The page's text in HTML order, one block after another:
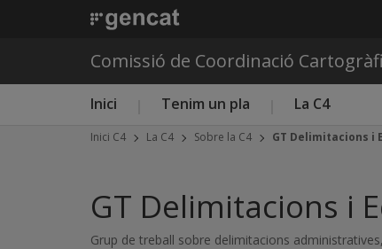
Comissió de Coordinació
Menú principal C4
Inici Tenim un pla La C4
Inici C4 La C4 Sobre la C4 GT Delimitacions i
GT Delimitacions i
Grup de treball sobre delimitacions